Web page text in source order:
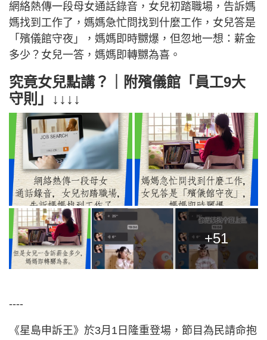
網絡熱傳一段母女通話錄音，女兒初踏職場，告訴媽
媽找到工作了，媽媽急忙問找到什麼工作，女兒答是
「殯儀館守夜」，媽媽即時嬲爆，但忽地一想：薪金
多少？女兒一答，媽媽即轉嬲為喜。
究竟女兒點講？｜附殯儀館「員工9大
守則」↓↓↓↓
+51
----
《星島申訴王》於3月1日隆重登場，節目為民請命抱